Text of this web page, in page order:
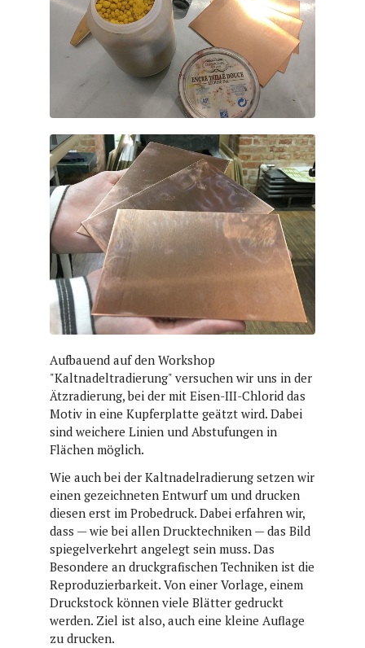
Aufbauend auf den Workshop
"Kaltnadeltradierung" versuchen wir uns in der
Ätzradierung, bei der mit Eisen-III-Chlorid das
Motiv in eine Kupferplatte geätzt wird. Dabei
sind weichere Linien und Abstufungen in
Flächen möglich.
Wie auch bei der Kaltnadelradierung setzen wir
einen gezeichneten Entwurf um und drucken
diesen erst im Probedruck. Dabei erfahren wir,
dass — wie bei allen Drucktechniken — das Bild
spiegelverkehrt angelegt sein muss. Das
Besondere an druckgrafischen Techniken ist die
Reproduzierbarkeit. Von einer Vorlage, einem
Druckstock können viele Blätter gedruckt
werden. Ziel ist also, auch eine kleine Auflage
zu drucken.